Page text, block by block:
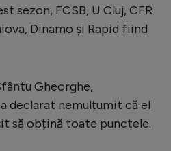
sezon, FCSB, U Cluj, CFR
Dinamo și Rapid fiind
Gheorghe,
declarat nemulțumit că el
să obțină toate punctele.